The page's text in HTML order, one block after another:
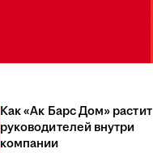
Как «Ак Барс Дом» растит
руководителей внутри
компании